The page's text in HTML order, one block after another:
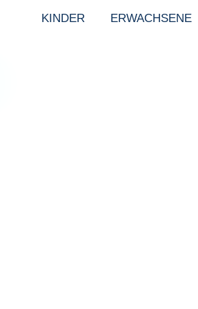
KINDER ERWACHSENE